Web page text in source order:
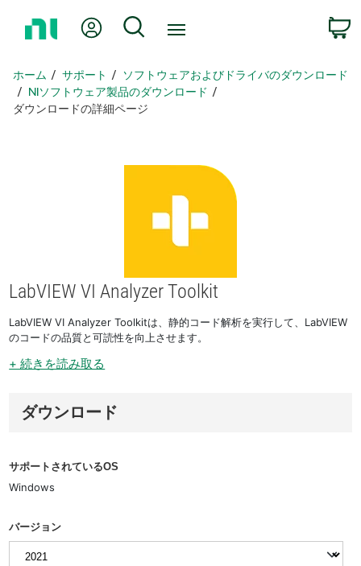
ペ
ー
ジ
Myアカウント
検索
ホーム サポート
ソフトウェアおよびドライバのダウンロード
NIソフトウェア製品のダウンロード
ダウンロードの詳細ページ
LabVIEW VI Analyzer Toolkit
LabVIEW VI Analyzer Toolkitは、静的コード解析を実行して、LabVIEW
のコードの品質と可読性を向上させます。
+ 続きを読み取る
ダウンロード
サポートされているOS
Windows
バージョン